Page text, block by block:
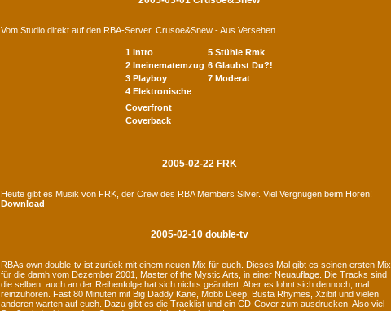
Vom Studio direkt auf den RBA-Server. Crusoe&Snew - Aus Versehen
1 Intro
5 Stühle Rmk
2 Ineinematemzug 6 Glaubst Du?!
3 Playboy
7 Moderat
4 Elektronische
Coverfront
Coverback
2005-02-22 FRK
Heute gibt es Musik von FRK, der Crew des RBA Members Silver. Viel Vergnügen beim Hören!
Download
2005-02-10 double-tv
RBAs own double-tv ist zurück mit einem neuen Mix für euch. Dieses Mal gibt es seinen ersten Mix
für die damh vom Dezember 2001, Master of the Mystic Arts, in einer Neuauflage. Die Tracks sind
die selben, auch an der Reihenfolge hat sich nichts geändert. Aber es lohnt sich dennoch, mal
reinzuhören. Fast 80 Minuten mit Big Daddy Kane, Mobb Deep, Busta Rhymes, Xzibit und vielen
anderen warten auf euch. Dazu gibt es die Tracklist und ein CD-Cover zum ausdrucken. Also viel